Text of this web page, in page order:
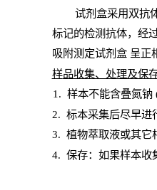
试剂盒采用双抗
标记的检测抗体，经
吸附测定试剂盒呈正
样品收集、处理及保
1 . 样本不能含叠氮钠
2. 标本采集后尽早进
3. 植物萃取液或其它
4. 保存：如果样本收